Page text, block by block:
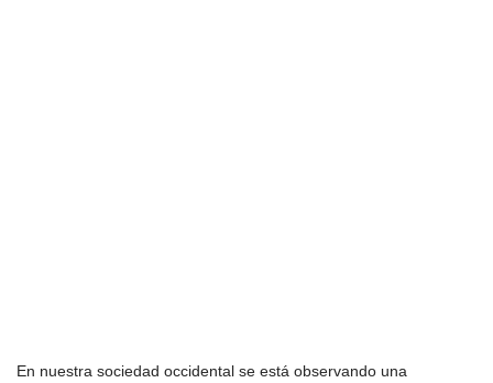
En nuestra sociedad occidental se está observando una